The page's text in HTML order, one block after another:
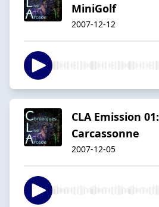
MiniGolf
2007-12-12
CLA Emission 01:
Carcassonne
2007-12-05